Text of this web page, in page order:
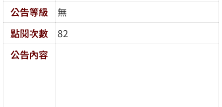
公告等級
無
點閱次數
82
公告內容